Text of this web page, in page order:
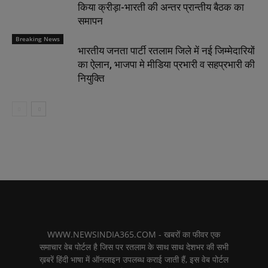
किया क्रीड़ा-भारती की अन्तर प्रान्तीय बैठक का
समापन
Breaking News
भारतीय जनता पार्टी रतलाम जिले में नई जिम्मेदारियों
का ऐलान, भाजपा मे मीडिया प्रभारी व सहप्रभारी की
नियुक्ति
WWW.NEWSINDIA365.COM - खबरों का फीवर एक
समाचार वेब पोर्टल है जिस पर रतलाम के साथ साथ देशभर की सभी
ख़बरें हिंदी भाषा में ऑनलाइन उपलब्ध कराई जाती हैं, इस वेब पोर्टल